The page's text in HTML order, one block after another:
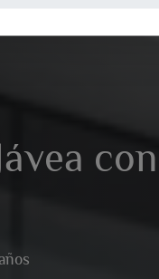
con